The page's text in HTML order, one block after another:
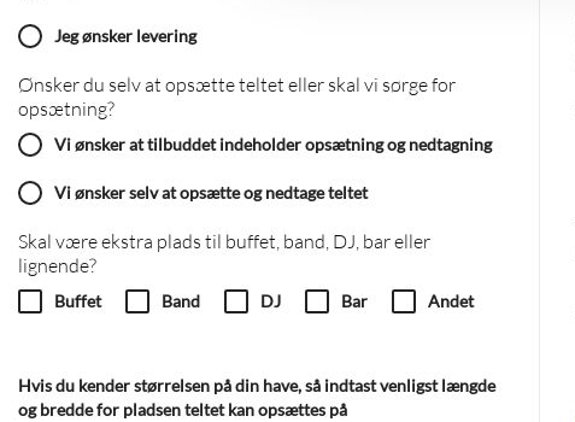
Jeg ønsker levering
Ønsker du selv at opsætte teltet eller skal vi sørge for
opsætning?
Vi ønsker at tilbuddet indeholder opsætning og nedtagning
Vi ønsker selv at opsætte og nedtage teltet
Skal være ekstra plads til buffet, band, DJ, bar eller
lignende?
Buffet Band DJ Bar Andet
Hvis du kender størrelsen på din have, så indtast venligst længde
og bredde for pladsen teltet kan opsættes på